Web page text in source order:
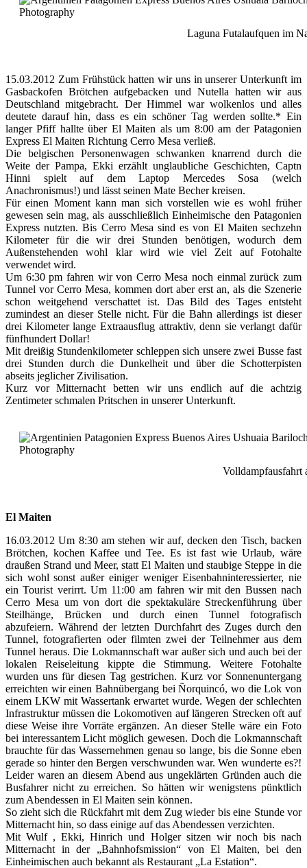
Laguna Futalaufquen im
15.03.2012 Zum Frühstück hatten wir uns in unserer Unterkunft im
Gasbackofen Brötchen aufgebacken und Nutella hatten wir aus
Deutschland mitgebracht. Der Himmel war wolkenlos und alles
deutete darauf hin, dass es ein schöner Tag werden sollte.* Ein
langer Pfiff hallte über El Maiten als um 8:00 am der Patagonien
Express El Maiten Richtung Cerro Mesa verließ.
Die belgischen Personenwagen schwanken knarrend durch die
Weite der Pampa, Ekki erzählt unglaubliche Geschichten, Captn
Hinni spielt auf dem Laptop Mercedes Sosa (welch
Anachronismus!) und lässt seinen Mate Becher kreisen.
Für einen Moment kann man sich vorstellen wie es wohl früher
gewesen sein mag, als ausschließlich Einheimische den Patagonien
Express nutzten. Bis Cerro Mesa sind es von El Maiten sechzehn
Kilometer für die wir drei Stunden benötigen, wodurch dem
Außenstehenden wohl klar wird wie viel Zeit auf Fotohalte
verwendet wird.
Um 6:30 pm fahren wir von Cerro Mesa noch einmal zurück zum
Tunnel vor Cerro Mesa, kommen dort aber erst an, als die Szenerie
schon weitgehend verschattet ist. Das Bild des Tages entsteht
zumindest an dieser Stelle nicht. Für die Bahn allerdings ist dieser
drei Kilometer lange Extraausflug attraktiv, denn sie verlangt dafür
fünfhundert Dollar!
Mit dreißig Stundenkilometer schleppen sich unsere zwei Busse fast
drei Stunden durch die Dunkelheit und über die Schotterpisten
abseits jeglicher Zivilisation.
Kurz vor Mitternacht betten wir uns endlich auf die achtzig
Zentimeter schmalen Pritschen in unserer Unterkunft.
Volldampfausfahrt
El Maiten
16.03.2012 Um 8:30 am stehen wir auf, decken den Tisch, backen
Brötchen, kochen Kaffee und Tee. Es ist fast wie Urlaub, wäre
draußen Strand und Meer, statt El Maiten und staubige Steppe in die
sich wohl sonst außer einiger weniger Eisenbahninteressierter, nie
ein Tourist verirrt. Um 11:00 am fahren wir mit den Bussen nach
Cerro Mesa um von dort die spektakuläre Streckenführung über
Steilhänge, Brücken und durch einen Tunnel fotografisch
abzufeiern. Während der letzten Durchfahrt des Zuges durch den
Tunnel, fotografierten oder filmten zwei der Teilnehmer aus dem
Tunnel heraus. Die Lokmannschaft war außer sich und auch bei der
lokalen Reiseleitung kippte die Stimmung. Weitere Fotohalte
wurden uns für diesen Tag gestrichen. Kurz vor Sonnenuntergang
erreichten wir einen Bahnübergang bei Ñorquincó, wo die Lok von
einem LKW mit Wassertank erwartet wurde. Wegen der schlechten
Infrastruktur müssen die Lokomotiven auf längeren Strecken oft auf
diese Weise ihre Vorräte ergänzen. An dieser Stelle wäre ein Foto
bei interessantem Licht möglich gewesen. Doch die Lokmannschaft
brauchte für das Wassernehmen genau so lange, bis die Sonne eben
gerade so hinter den Bergen verschwunden war. Wen wunderte es?!
Leider waren an diesem Abend aus ungeklärten Gründen auch die
Busfahrer nicht zu erreichen. So hätten wir wenigstens pünktlich
zum Abendessen in El Maiten sein können.
So zieht sich die Rückfahrt mit dem Zug wieder bis eine Stunde vor
Mitternacht hin, so dass einige auf das Abendessen verzichten.
Mit Wulf , Ekki, Hinrich und Holger sitzen wir noch bis nach
Mitternacht in der „Bahnhofsmission“ von El Maiten, bei den
Einheimischen auch bekannt als Restaurant „La Estation“.